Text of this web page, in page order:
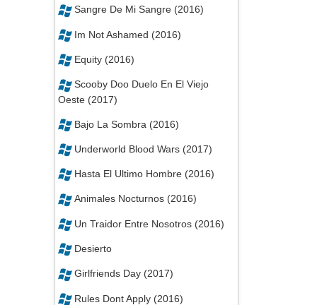
Sangre De Mi Sangre (2016)
Im Not Ashamed (2016)
Equity (2016)
Scooby Doo Duelo En El Viejo
Oeste (2017)
Bajo La Sombra (2016)
Underworld Blood Wars (2017)
Hasta El Ultimo Hombre (2016)
Animales Nocturnos (2016)
Un Traidor Entre Nosotros (2016)
Desierto
Girlfriends Day (2017)
Rules Dont Apply (2016)